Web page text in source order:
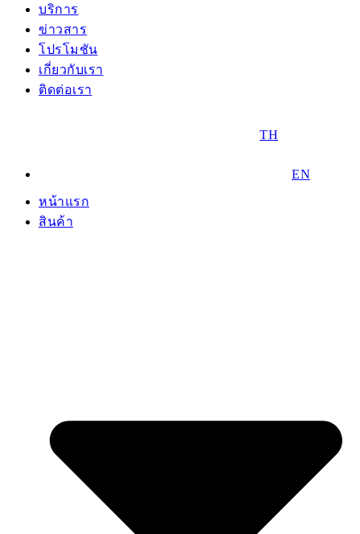
บริการ
ข่าวสาร
โปรโมชัน
เกี่ยวกับเรา
ติดต่อเรา
TH
EN
หน้าแรก
สินค้า